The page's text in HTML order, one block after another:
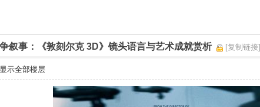
叙事：《敦刻尔克 3D》镜头语言与艺术成就赏析 [复制链接]
显示全部楼层